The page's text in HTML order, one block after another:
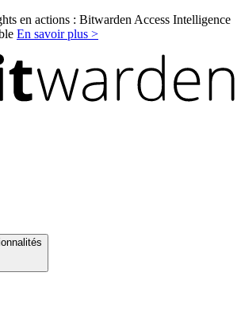
en actions : Bitwarden Access Intelligence
En savoir plus >